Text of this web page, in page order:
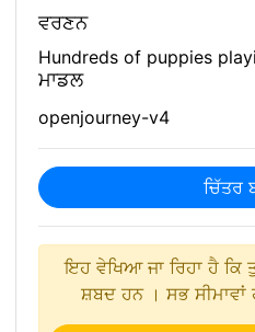
ਵਰਣਨ
Hundreds of puppies
ਮਾਡਲ
openjourney-v4
ਚਿੱਤਰ
ਇਹ ਵੇਖਿਆ ਜਾ ਰਿਹਾ ਹੈ ਕਿ
ਸ਼ਬਦ ਹਨ । ਸਭ